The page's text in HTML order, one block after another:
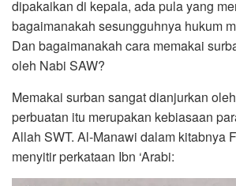
dipakaikan di kepala, ada pula yang
bagaimanakah sesungguhnya hukum
Dan bagaimanakah cara memakai
oleh Nabi SAW?
Memakai surban sangat dianjurkan
perbuatan itu merupakan kebiasaan
Allah SWT. Al-Manawi dalam kitabnya
menyitir perkataan Ibn ‘Arabi: